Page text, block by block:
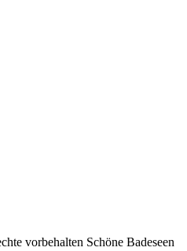
vorbehalten Schöne Badeseen